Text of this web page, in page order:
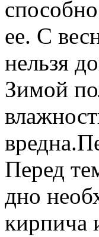
ее. С
нельзя
Зимой
Перед
дно
кирпича